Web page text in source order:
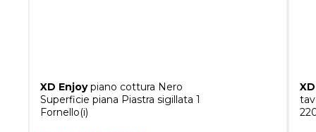
XD Enjoypiano cottura Nero
Superficie piana Piastra sigillata 1
Fornello(i)